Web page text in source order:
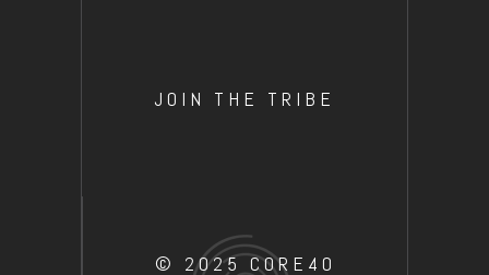
JOIN THE TRIBE
© 2025 CORE40